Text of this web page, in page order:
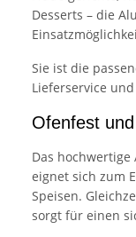
Desserts – die
Sie ist die
Lieferservice
Ofenfest
Das
eignet sich zum
Speisen.
sorgt für einen